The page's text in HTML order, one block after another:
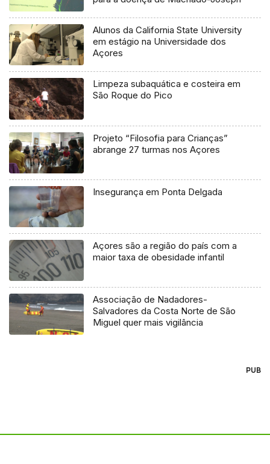
Alunos da California State University
em estágio na Universidade dos
Açores
Limpeza subaquática e costeira em
São Roque do Pico
Projeto “Filosofia para Crianças”
abrange 27 turmas nos Açores
Insegurança em Ponta Delgada
Açores são a região do país com a
maior taxa de obesidade infantil
Associação de Nadadores-
Salvadores da Costa Norte de São
Miguel quer mais vigilância
PUB